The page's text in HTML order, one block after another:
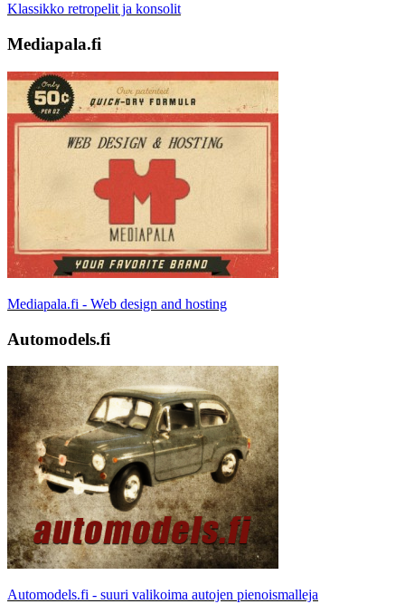
Klassikko retropelit ja konsolit
Mediapala.fi
Mediapala.fi - Web design and hosting
Automodels.fi
Automodels.fi - suuri valikoima autojen pienoismalleja